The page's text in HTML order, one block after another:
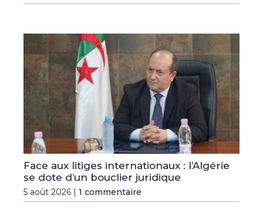
Face aux litiges internationaux : l’Algérie
se dote d’un bouclier juridique
5 août 2026 | 1 commentaire